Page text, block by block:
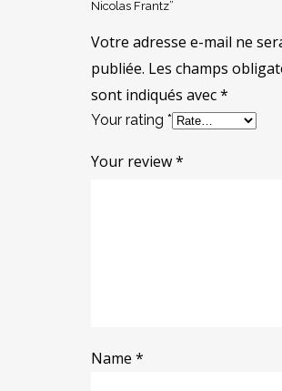
Nicolas Frantz”
Votre adresse e-mail ne
publiée. Les champs
sont indiqués avec*
Your rating *
Your review*
Name *